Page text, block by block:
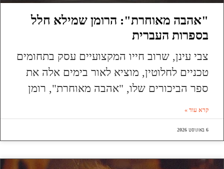
"אהבה מאוחרת": הרומן שמילא חלל
בספרות העברית
צבי עינן, שרוב חייו המקצועיים עסק בתחומים
טכניים לחלוטין, מוציא לאור בימים אלה את
ספר הביכורים שלו, "אהבה מאוחרת", רומן
קרא עוד »
6 באוגוסט 2026